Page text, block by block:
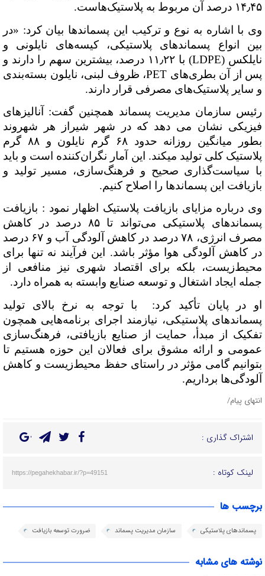
۱۴٫۴۵ درصد آن مربوط به پلاستیک‌هاست.
وی با اشاره به نوع و ترکیب این پسماندها بیان کرد: «در
بین انواع پسماندهای پلاستیکی، کیسه‌های نایلونی و
نایلکس (LDPE) با ۱۱٫۲۲ درصد، بیشترین سهم را دارند و
پس از آن بطری‌های PET، ظروف لبنی، نایلون بسته‌بندی
و سایر پلاستیک‌های مصرفی قرار دارند.
رئیس سازمان مدیریت پسماند همچنین گفت:
آنالیزهای
فیزیکی نشان می دهد که در شهر شیراز هر شهروند
بطور میانگین روزانه حدود ۶۸ گرم نایلون و ۸۸ گرم
پلاستیک کلی تولید میکند. این آمار نگران‌کننده است و باید
با سیاست‌گذاری صحیح و فرهنگ‌سازی، مسیر تولید و
بازیافت این پسماندها را اصلاح کنیم.
وی درباره مزایای بازیافت پلاستیک اظهار نمود : بازیافت
پسماندهای پلاستیکی می‌تواند تا ۸۵ درصد در کاهش
مصرف انرژی، ۷۸ درصد در کاهش آلودگی آب و ۶۷ درصد
در کاهش آلودگی هوا مؤثر باشد. این فرآیند نه تنها برای
محیط‌زیست، بلکه برای اقتصاد شهری نیز منافعی از
جمله ایجاد اشتغال و توسعه صنایع وابسته به همراه دارد.
او در پایان تأکید کرد: با توجه به نرخ بالای تولید
پسماندهای پلاستیکی، نیازمند اجرای برنامه‌هایی همچون
تفکیک از مبدأ، حمایت از صنایع بازیافتی، فرهنگ‌سازی
عمومی و ارائه مشوق برای فعالان این حوزه هستیم تا
بتوانیم گامی مؤثر در راستای حفظ محیط‌زیست و کاهش
آلودگی‌ها برداریم.
انتهای پیام/
اشتراک گذاری :
لینک کوتاه : https://pegahekhabar.ir/?p=49151
برچسب ها
پسماندهای پلاستیکی سازمان مدیریت پسماند ضرورت توسعه بازیافت
نوشته های مشابه